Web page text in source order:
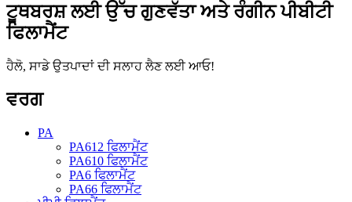
ਟੂਥਬਰਸ਼ ਲਈ ਉੱਚ ਗੁਣਵੱਤਾ ਅਤੇ ਰੰਗੀਨ ਪੀਬੀਟੀ
ਫਿਲਾਮੈਂਟ
ਹੈਲੋ, ਸਾਡੇ ਉਤਪਾਦਾਂ ਦੀ ਸਲਾਹ ਲੈਣ ਲਈ ਆਓ!
ਵਰਗ
PA
PA612 ਫਿਲਾਮੈਂਟ
PA610 ਫਿਲਾਮੈਂਟ
PA6 ਫਿਲਾਮੈਂਟ
PA66 ਫਿਲਾਮੈਂਟ